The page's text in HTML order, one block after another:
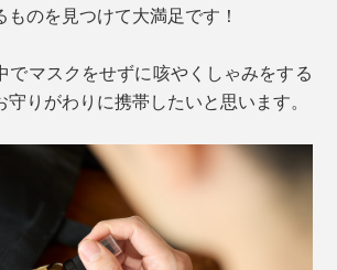
のを見つけて大満足です！
でマスクをせずに咳やくしゃみをする
守りがわりに携帯したいと思います。